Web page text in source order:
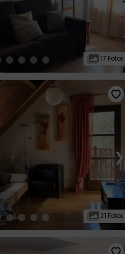
17 Fotos
›
21 Fotos